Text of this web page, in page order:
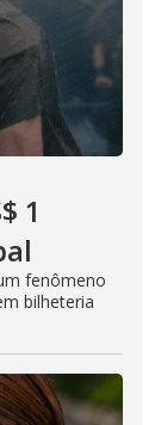
1
fenômeno
bilheteria